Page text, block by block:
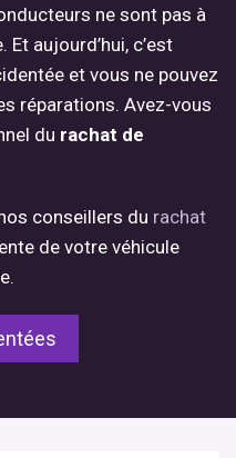
ne sont pas à
Et aujourd’hui, c’est
et vous ne pouvez
réparations. Avez-vous
du rachat de
conseillers du rachat
de votre véhicule